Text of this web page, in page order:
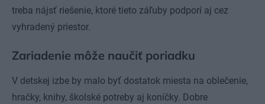
treba nájsť riešenie, ktoré tieto záľuby podporí aj cez
vyhradený priestor.
Zariadenie môže naučiť poriadku
V detskej izbe by malo byť dostatok miesta na oblečenie,
hračky, knihy, školské potreby aj koníčky. Dobre